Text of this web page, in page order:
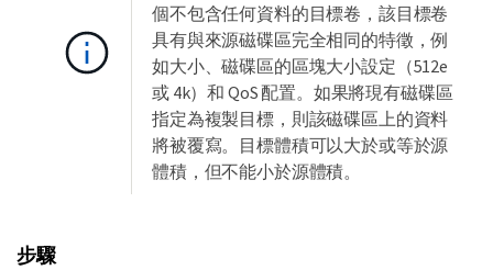
個不包含任何資料的目標卷，該目標卷
具有與來源磁碟區完全相同的特徵，例
如大小、磁碟區的區塊大小設定（512e
或 4k）和 QoS 配置。如果將現有磁碟區
指定為複製目標，則該磁碟區上的資料
將被覆寫。目標體積可以大於或等於源
體積，但不能小於源體積。
步驟